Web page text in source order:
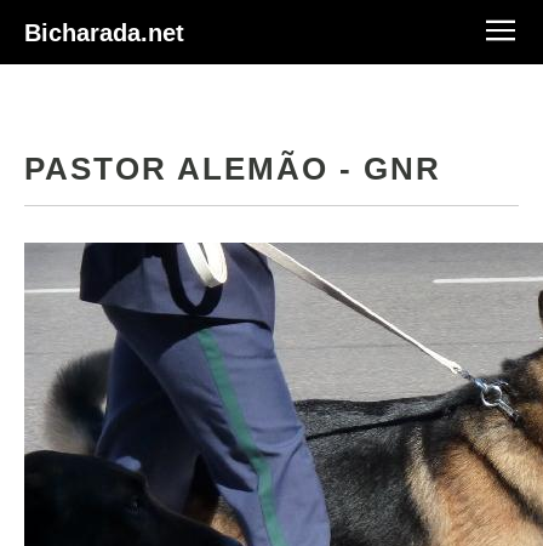
Bicharada.net
PASTOR ALEMÃO - GNR